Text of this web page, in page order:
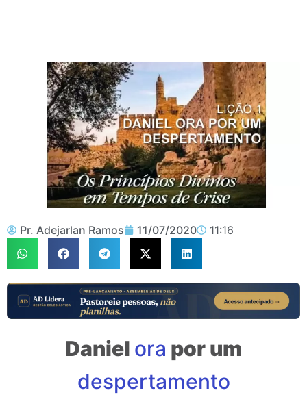
Pr. Adejarlan Ramos 11/07/2020 11:16
Daniel ora por um
despertamento